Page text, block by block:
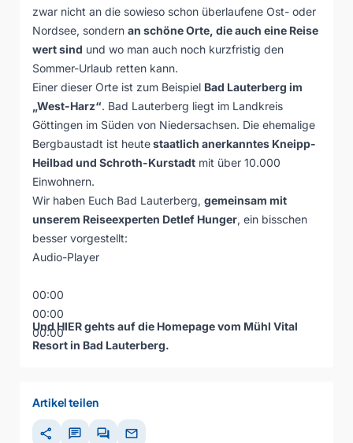
zwar nicht an die sowieso schon überlaufene Ost- oder
Nordsee, sondern an schöne Orte, die auch eine Reise
wert sind und wo man auch noch kurzfristig den
Sommer-Urlaub retten kann.
Einer dieser Orte ist zum Beispiel Bad Lauterberg im
„West-Harz“. Bad Lauterberg liegt im Landkreis
Göttingen im Süden von Niedersachsen. Die ehemalige
Bergbaustadt ist heutestaatlich anerkanntes Kneipp-
Heilbad und Schroth-Kurstadt mit über 10.000
Einwohnern.
Wir haben Euch Bad Lauterberg, gemeinsam mit
unserem Reiseexperten Detlef Hunger, ein bisschen
besser vorgestellt:
Audio-Player
00:00
00:00
00:00
UndHIERgehts auf die Homepage vom Mühl Vital
Resort in Bad Lauterberg.
Artikel teilen
share chat forum mail